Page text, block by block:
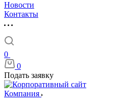
Новости
Контакты
0
0
Подать заявку
Компания